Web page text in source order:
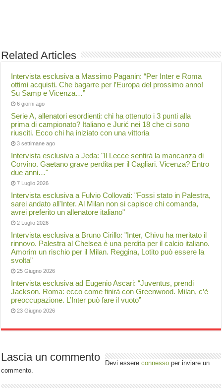
Related Articles
Intervista esclusiva a Massimo Paganin: “Per Inter e Roma
ottimi acquisti. Che bagarre per l’Europa del prossimo anno!
Su Samp e Vicenza…”
6 giorni ago
Serie A, allenatori esordienti: chi ha ottenuto i 3 punti alla
prima di campionato? Italiano e Jurić nei 18 che ci sono
riusciti. Ecco chi ha iniziato con una vittoria
3 settimane ago
Intervista esclusiva a Jeda: "Il Lecce sentirà la mancanza di
Corvino. Gaetano grave perdita per il Cagliari. Vicenza? Entro
due anni…"
7 Luglio 2026
Intervista esclusiva a Fulvio Collovati: "Fossi stato in Palestra,
sarei andato all'Inter. Al Milan non si capisce chi comanda,
avrei preferito un allenatore italiano"
2 Luglio 2026
Intervista esclusiva a Bruno Cirillo: "Inter, Chivu ha meritato il
rinnovo. Palestra al Chelsea è una perdita per il calcio italiano.
Amorim un rischio per il Milan. Reggina, Lotito può essere la
svolta”
25 Giugno 2026
Intervista esclusiva ad Eugenio Ascari: “Juventus, prendi
Jackson. Roma: ecco come finirà con Greenwood. Milan, c’è
preoccupazione. L’Inter può fare il vuoto”
23 Giugno 2026
Lascia un commento Devi essereconnesso per inviare un
commento.